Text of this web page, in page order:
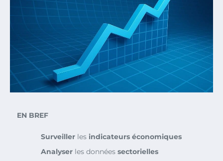
EN BREF
Surveiller les indicateurs économiques
Analyser les données sectorielles